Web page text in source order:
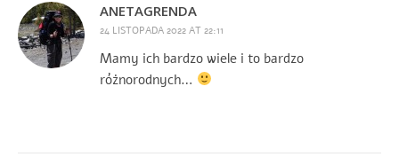
ANETAGRENDA
24 LISTOPADA 2022 AT 22:11
Mamy ich bardzo wiele i to bardzo
różnorodnych…